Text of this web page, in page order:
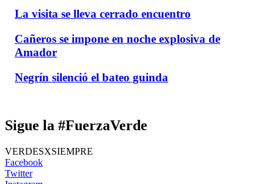
La visita se lleva cerrado encuentro
Cañeros se impone en noche explosiva de
Amador
Negrín silenció el bateo guinda
Sigue la #FuerzaVerde
VERDESXSIEMPRE
Facebook
Twitter